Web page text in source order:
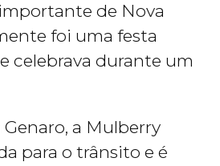
de Nova
foi uma festa
celebrava durante um
a Mulberry
para o trânsito e é